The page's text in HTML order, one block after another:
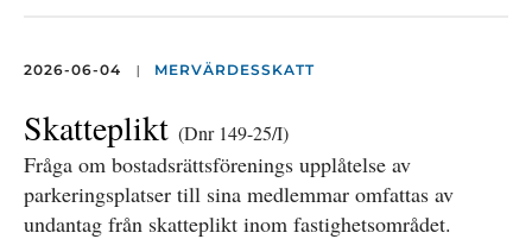
2026-06-04 | MERVÄRDESSKATT
Skatteplikt (Dnr 149-25/I)
Fråga om bostadsrättsförenings upplåtelse av
parkeringsplatser till sina medlemmar omfattas av
undantag från skatteplikt inom fastighetsområdet.